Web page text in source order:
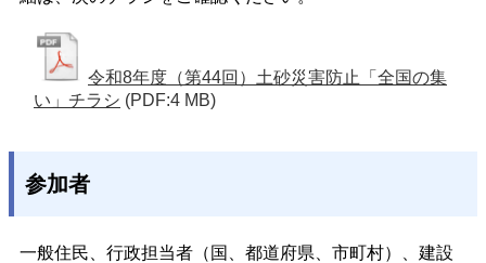
令和8年度（第44回）土砂災害防止「全国の集
い」チラシ (PDF:4 MB)
参加者
一般住民、行政担当者（国、都道府県、市町村）、建設